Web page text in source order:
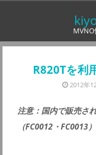
ン
R820Tを利
2012年
注意：国内で販売さ
（FC0012・FC0013